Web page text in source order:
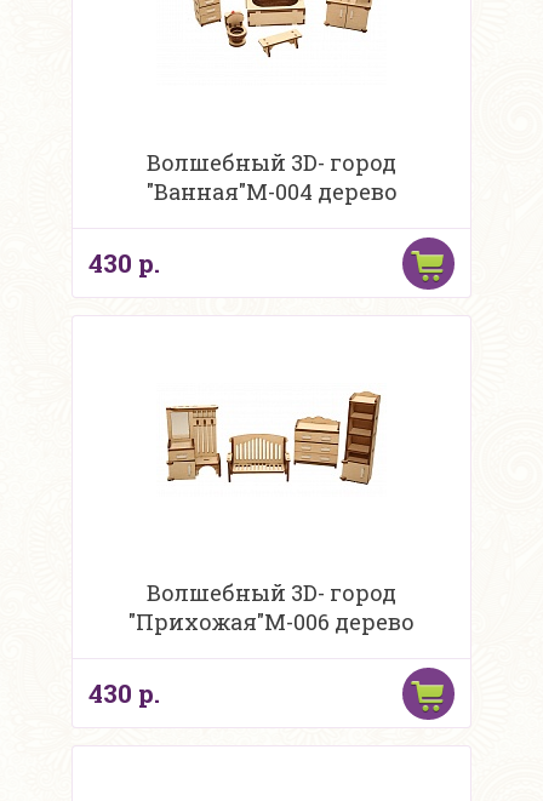
Волшебный 3D- город
"Ванная"М-004 дерево
430 р.
Волшебный 3D- город
"Прихожая"М-006 дерево
430 р.